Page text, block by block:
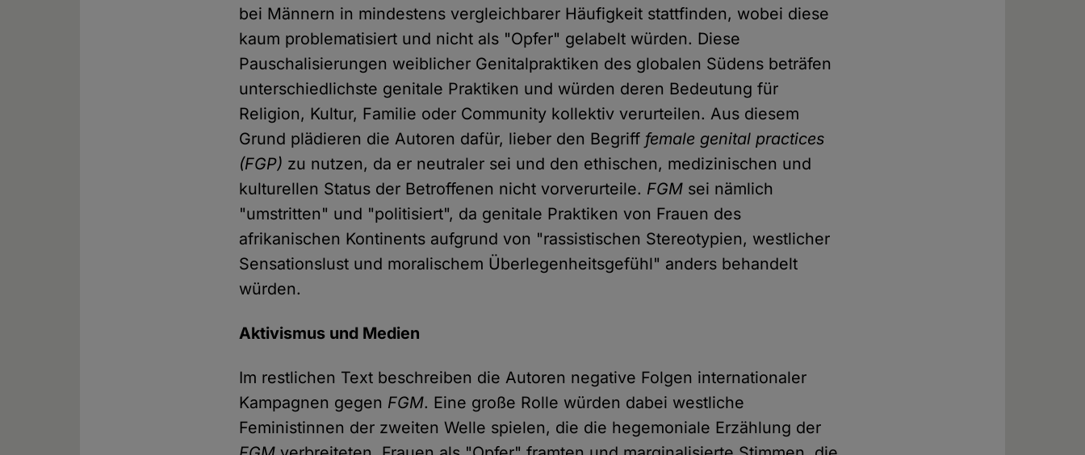
bei Männern in mindestens vergleichbarer Häufigkeit stattfinden, wobei diese
kaum problematisiert und nicht als "Opfer" gelabelt würden. Diese
Pauschalisierungen weiblicher Genitalpraktiken des globalen Südens beträfen
unterschiedlichste genitale Praktiken und würden deren Bedeutung für
Religion, Kultur, Familie oder Community kollektiv verurteilen. Aus diesem
Grund plädieren die Autoren dafür, lieber den Begriff female genital practices
(FGP) zu nutzen, da er neutraler sei und den ethischen, medizinischen und
kulturellen Status der Betroffenen nicht vorverurteile. FGM sei nämlich
"umstritten" und "politisiert", da genitale Praktiken von Frauen des
afrikanischen Kontinents aufgrund von "rassistischen Stereotypien, westlicher
Sensationslust und moralischem Überlegenheitsgefühl" anders behandelt
würden.
Aktivismus und Medien
Im restlichen Text beschreiben die Autoren negative Folgen internationaler
Kampagnen gegen FGM. Eine große Rolle würden dabei westliche
Feministinnen der zweiten Welle spielen, die die hegemoniale Erzählung der